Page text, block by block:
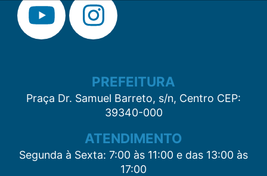
PREFEITURA
Praça Dr. Samuel Barreto, s/n, Centro CEP:
39340-000
ATENDIMENTO
Segunda à Sexta: 7:00 às 11:00 e das 13:00 às
17:00